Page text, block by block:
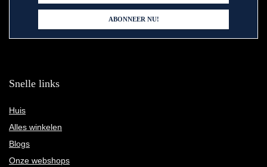
Snelle links
Huis
Alles winkelen
Blogs
Onze webshops